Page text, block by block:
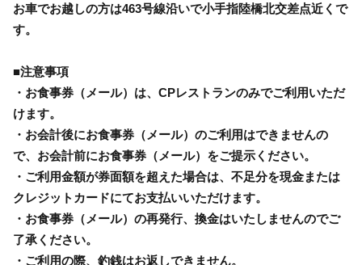
お車でお越しの方は463号線沿いで小手指陸橋北交差点近くで
す。
■注意事項
・お食事券（メール）は、CPレストランのみでご利用いただ
けます。
・お会計後にお食事券（メール）のご利用はできませんの
で、お会計前にお食事券（メール）をご提示ください。
・ご利用金額が券面額を超えた場合は、不足分を現金または
クレジットカードにてお支払いいただけます。
・お食事券（メール）の再発行、換金はいたしませんのでご
了承ください。
・ご利用の際、釣銭はお返しできません。